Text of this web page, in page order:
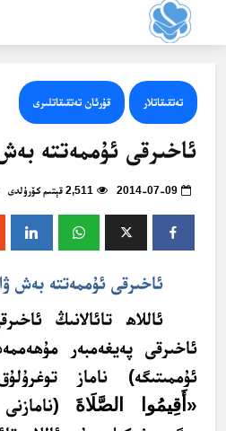
تەتقىقاتلار قۇرئان تەتقىقاتلىرى
ئاخىرقى ئۇممەتتە
2014-07-09 2,511 قېتىم كۆرۈلدى
ئاخىرقى ئۇممەتتە بەش
ئاللاھ تائالانىڭ
ئاخىرقى پەيغەمبەر
ئۇممىتىگە) ناماز
« أَقِيمُوا الصَّلَاةَ